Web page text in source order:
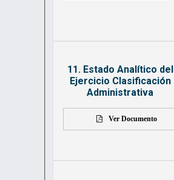
11. Estado Analítico del
Ejercicio Clasificación
Administrativa
Ver Documento